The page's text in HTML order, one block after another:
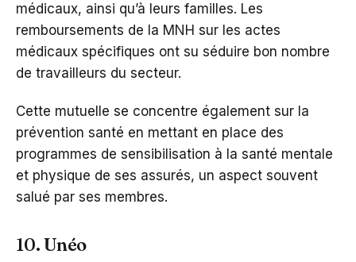
médicaux, ainsi qu’à leurs familles. Les
remboursements de la MNH sur les actes
médicaux spécifiques ont su séduire bon nombre
de travailleurs du secteur.
Cette mutuelle se concentre également sur la
prévention santé en mettant en place des
programmes de sensibilisation à la santé mentale
et physique de ses assurés, un aspect souvent
salué par ses membres.
10. Unéo